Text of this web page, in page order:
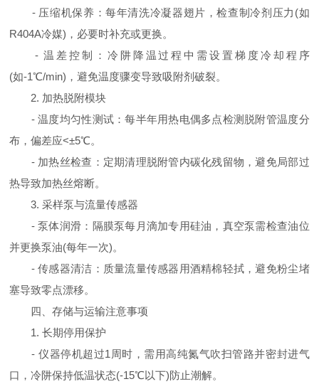
- 压缩机保养：每年清洗冷凝器翅片，检查制冷剂压力(如
R404A冷媒)，必要时补充或更换。
- 温差控制：冷阱降温过程中需设置梯度冷却程序
(如-1℃/min)，避免温度骤变导致吸附剂破裂。
2. 加热脱附模块
- 温度均匀性测试：每半年用热电偶多点检测脱附管温度分
布，偏差应<±5℃。
- 加热丝检查：定期清理脱附管内碳化残留物，避免局部过
热导致加热丝熔断。
3. 采样泵与流量传感器
- 泵体润滑：隔膜泵每月滴加专用硅油，真空泵需检查油位
并更换泵油(每年一次)。
- 传感器清洁：质量流量传感器用酒精棉轻拭，避免粉尘堵
塞导致零点漂移。
四、存储与运输注意事项
1. 长期停用保护
- 仪器停机超过1周时，需用高纯氮气吹扫管路并密封进气
口，冷阱保持低温状态(-15℃以下)防止潮解。